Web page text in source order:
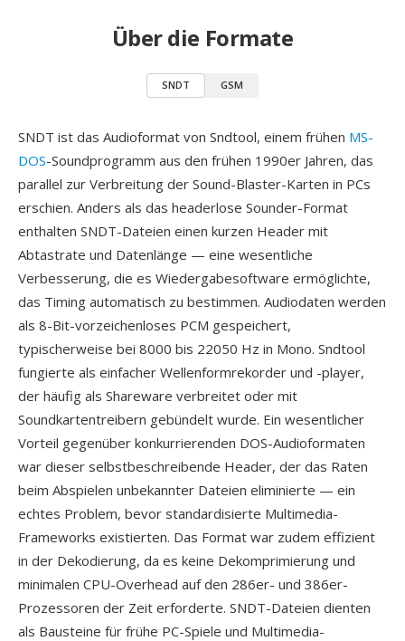
Über die Formate
SNDT GSM
SNDT ist das Audioformat von Sndtool, einem frühen MS-
DOS-Soundprogramm aus den frühen 1990er Jahren, das
parallel zur Verbreitung der Sound-Blaster-Karten in PCs
erschien. Anders als das headerlose Sounder-Format
enthalten SNDT-Dateien einen kurzen Header mit
Abtastrate und Datenlänge — eine wesentliche
Verbesserung, die es Wiedergabesoftware ermöglichte,
das Timing automatisch zu bestimmen. Audiodaten werden
als 8-Bit-vorzeichenloses PCM gespeichert,
typischerweise bei 8000 bis 22050 Hz in Mono. Sndtool
fungierte als einfacher Wellenformrekorder und -player,
der häufig als Shareware verbreitet oder mit
Soundkartentreibern gebündelt wurde. Ein wesentlicher
Vorteil gegenüber konkurrierenden DOS-Audioformaten
war dieser selbstbeschreibende Header, der das Raten
beim Abspielen unbekannter Dateien eliminierte — ein
echtes Problem, bevor standardisierte Multimedia-
Frameworks existierten. Das Format war zudem effizient
in der Dekodierung, da es keine Dekomprimierung und
minimalen CPU-Overhead auf den 286er- und 386er-
Prozessoren der Zeit erforderte. SNDT-Dateien dienten
als Bausteine für frühe PC-Spiele und Multimedia-